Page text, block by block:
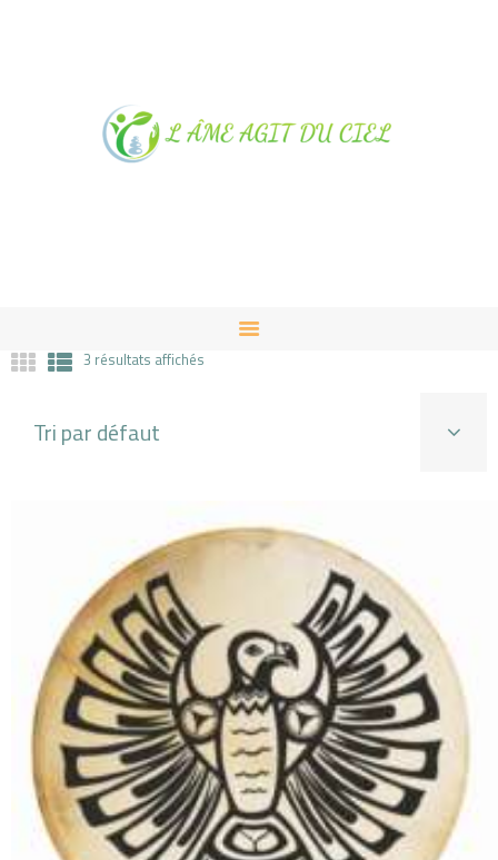
NOTRE MAGASIN À
ALBUSSAC
3 résultats affichés